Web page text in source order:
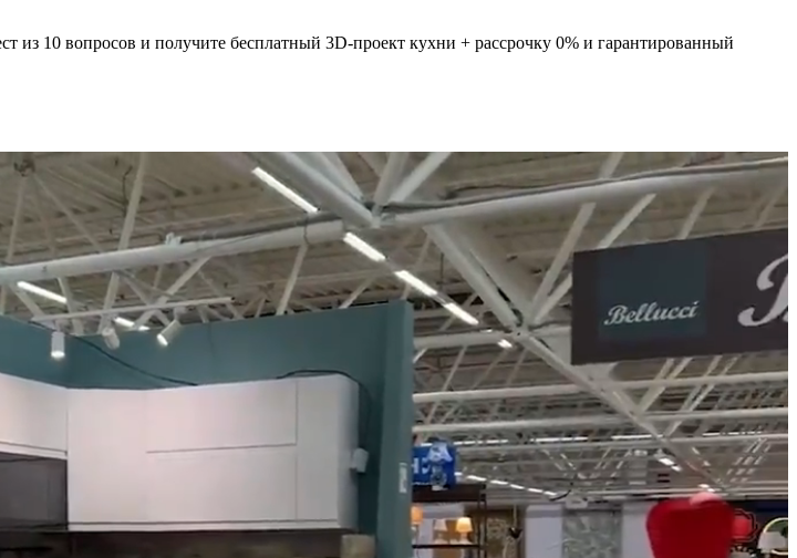
10 вопросов и получите бесплатный 3D-проект кухни + рассрочку 0% и гарантированный